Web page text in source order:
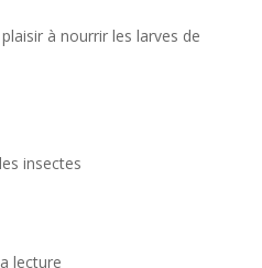
à nourrir les larves de
insectes
lecture